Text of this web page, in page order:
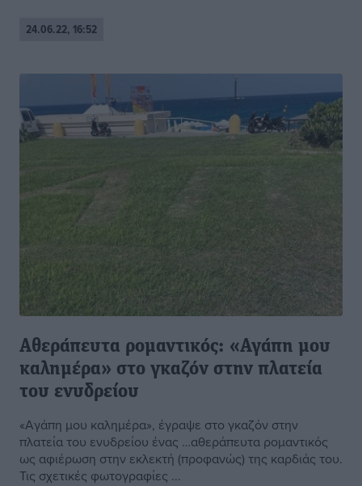
24.06.22, 16:52
Aθεράπευτα ρομαντικός: «Αγάπη μου
καλημέρα» στο γκαζόν στην πλατεία
του ενυδρείου
«Αγάπη μου καλημέρα», έγραψε στο γκαζόν στην
πλατεία του ενυδρείου ένας …αθεράπευτα ρομαντικός
ως αφιέρωση στην εκλεκτή (προφανώς) της καρδιάς του.
Τις σχετικές φωτογραφίες ...